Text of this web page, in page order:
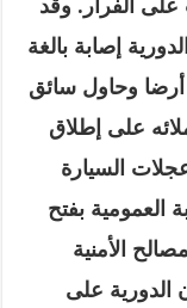
الفرار . وقد
إصابة بالغة
وحاول سائق
على إطلاق
السيارة
العمومية بفتح
الأمنية
الدورية على